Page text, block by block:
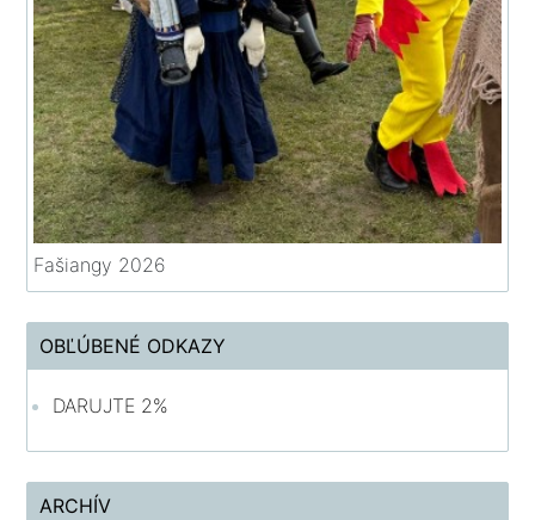
Fašiangy 2026
OBĽÚBENÉ ODKAZY
DARUJTE 2%
ARCHÍV